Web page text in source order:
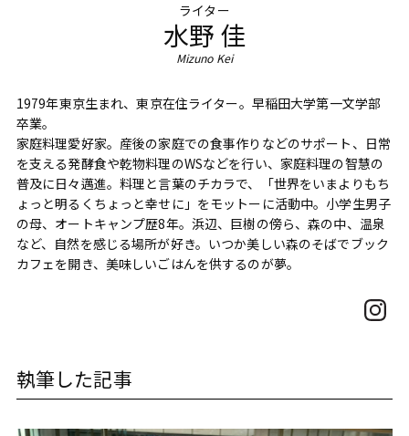
ライター
水野 佳
Mizuno Kei
1979年東京生まれ、東京在住ライター。早稲田大学第一文学部
卒業。
家庭料理愛好家。産後の家庭での食事作りなどのサポート、日常
を支える発酵食や乾物料理のWSなどを行い、家庭料理の智慧の
普及に日々邁進。料理と言葉のチカラで、「世界をいまよりもち
ょっと明るくちょっと幸せに」をモットーに活動中。小学生男子
の母、オートキャンプ歴8年。浜辺、巨樹の傍ら、森の中、温泉
など、自然を感じる場所が好き。いつか美しい森のそばでブック
カフェを開き、美味しいごはんを供するのが夢。
執筆した記事